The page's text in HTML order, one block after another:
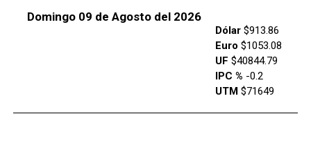
Domingo 09 de Agosto del 2026
Dólar$913.86
Euro $1053.08
UF $40844.79
IPC % -0.2
UTM $71649